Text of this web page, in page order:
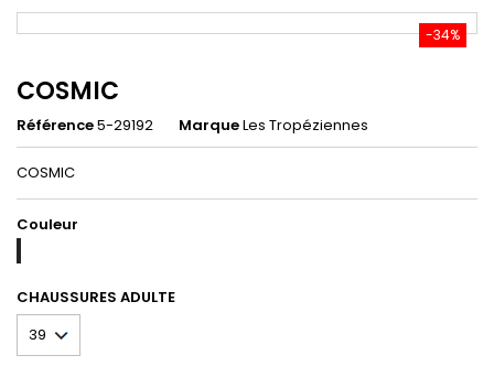
-34%
COSMIC
Référence5-29192 MarqueLes Tropéziennes
COSMIC
Couleur
JEAN
CHAUSSURES ADULTE